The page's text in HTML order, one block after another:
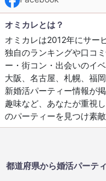
オミカレとは？
オミカレは2012年にサー
独自のランキングや口コ
ー・街コン・出会いのイ
大阪、名古屋、札幌、福
新婚活パーティー情報が
趣味など、あなたが重視
のパーティーを見つけ素
都道府県から婚活パーテ